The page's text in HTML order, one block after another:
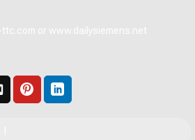
or www.dailysiemens.net